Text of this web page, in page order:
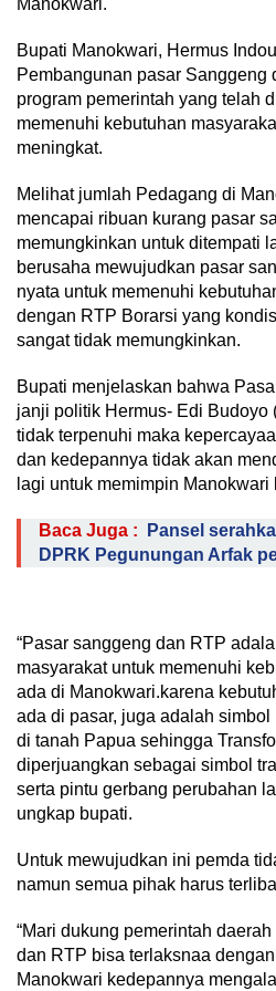
Manokwari.
Bupati Manokwari, Hermus
Pembangunan pasar Sanggeng
program pemerintah yang telah
memenuhi kebutuhan
meningkat.
Melihat jumlah Pedagang di
mencapai ribuan kurang pasar
memungkinkan untuk ditempati
berusaha mewujudkan pasar
nyata untuk memenuhi
dengan RTP Borarsi yang
sangat tidak memungkinkan.
Bupati menjelaskan bahwa
janji politik Hermus- Edi Budoyo
tidak terpenuhi maka
dan kedepannya tidak akan
lagi untuk memimpin Manokwari
Baca Juga :
Pansel
DPRK Pegunungan Arfak
“Pasar sanggeng dan RTP
masyarakat untuk memenuhi
ada di Manokwari.karena
ada di pasar, juga adalah
di tanah Papua sehingga
diperjuangkan sebagai simbol
serta pintu gerbang perubahan
ungkap bupati.
Untuk mewujudkan ini pemda
namun semua pihak harus
“Mari dukung pemerintah
dan RTP bisa terlaksnaa
Manokwari kedepannya